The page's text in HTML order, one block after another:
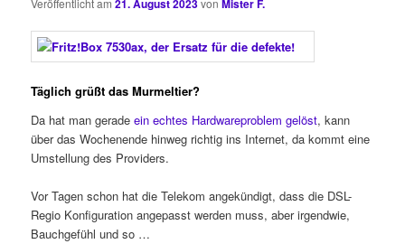
Veröffentlicht am21. August 2023vonMister F.
Täglich grüßt das Murmeltier?
Da hat man geradeein echtes Hardwareproblem gelöst, kann
über das Wochenende hinweg richtig ins Internet, da kommt eine
Umstellung des Providers.
Vor Tagen schon hat die Telekom angekündigt, dass die DSL-
Regio Konfiguration angepasst werden muss, aber irgendwie,
Bauchgefühl und so …